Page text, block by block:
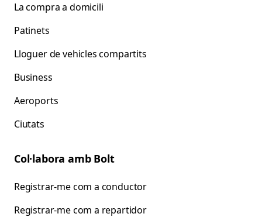
La compra a domicili
Patinets
Lloguer de vehicles compartits
Business
Aeroports
Ciutats
Col·labora amb Bolt
Registrar-me com a conductor
Registrar-me com a repartidor